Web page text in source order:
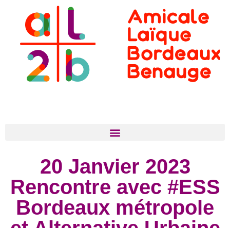
20 Janvier 2023
Rencontre avec #ESS
Bordeaux métropole